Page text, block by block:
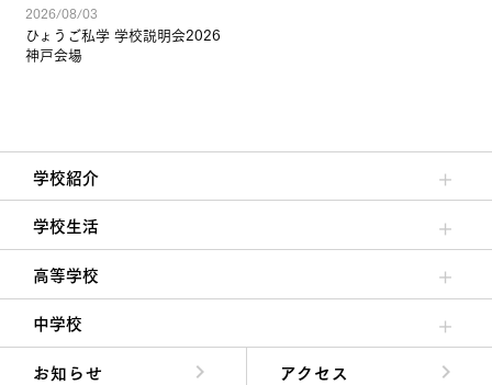
2026/08/03
ひょうご私学 学校説明会2026
神戸会場
学校紹介
理事長/学園長メッセージ
安心して任せられる学校
沿革
施設・設備
大学合格実績
学校生活
クラブ活動・生徒会活動
夙川ブログ
制服紹介
夙川カレンダー
高等学校
高校校長からの挨拶
高校の教育方針／特色
特進コース／進学コース
年間行事
先輩たちの声・生徒たちの声
中学校
中学校長からの挨拶
中学校の教育方針／特色
Aコース／Bコース
年間行事
先輩たちの声・生徒たちの声
お知らせ
アクセス